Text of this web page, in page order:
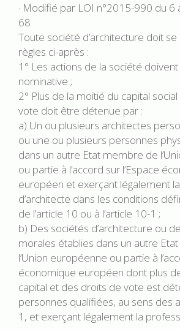
· Modifié par LOI n°2015-990 du 6
68
Toute société d’architecture doit
règles ci-après :
1° Les actions de la société
nominative ;
2° Plus de la moitié du capital
vote doit être détenue par :
a) Un ou plusieurs architectes
ou une ou plusieurs personnes
dans un autre Etat membre de
ou partie à l’accord sur l’Espace
européen et exerçant légalement
d’architecte dans les conditions
de l’article 10 ou à l’article 10-1 ;
b) Des sociétés d’architecture ou
morales établies dans un autre
l’Union européenne ou partie à
économique européen dont plus
capital et des droits de vote est
personnes qualifiées, au sens des
1, et exerçant légalement la